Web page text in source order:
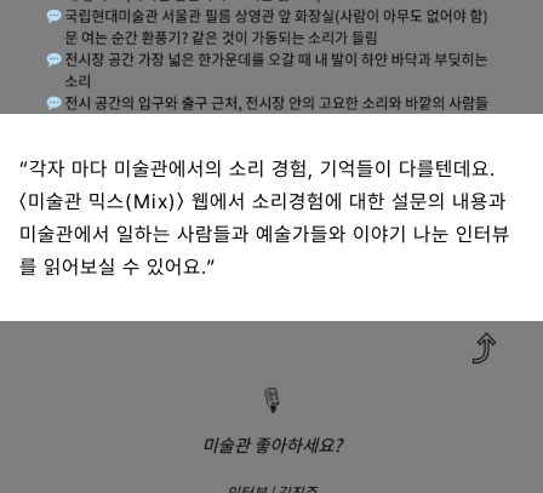
“각자 마다 미술관에서의 소리 경험, 기억들이 다를텐데요.
〈미술관 믹스(Mix)〉 웹에서 소리경험에 대한 설문의 내용과
미술관에서 일하는 사람들과 예술가들와 이야기 나눈 인터뷰
를 읽어보실 수 있어요.”